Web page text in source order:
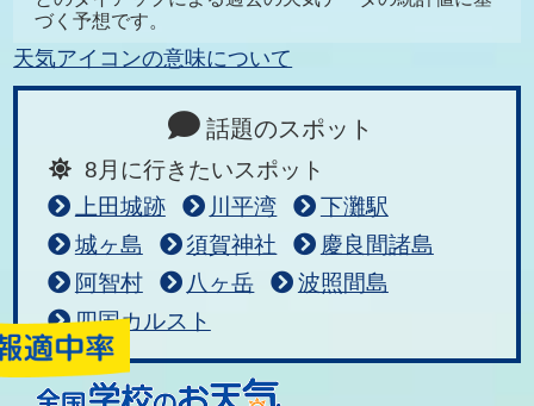
づく予想です。
天気アイコンの意味について
話題のスポット
8月に行きたいスポット
上田城跡
川平湾
下灘駅
城ヶ島
須賀神社
慶良間諸島
阿智村
八ヶ岳
波照間島
四国カルスト